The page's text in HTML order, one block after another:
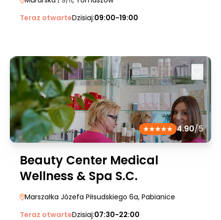
Teraz otwarteDzisiaj:09:00-19:00
4.90/5
Beauty Center Medical
Wellness & Spa S.C.
Marszałka Józefa Piłsudskiego 6a, Pabianice
Teraz otwarteDzisiaj:07:30-22:00